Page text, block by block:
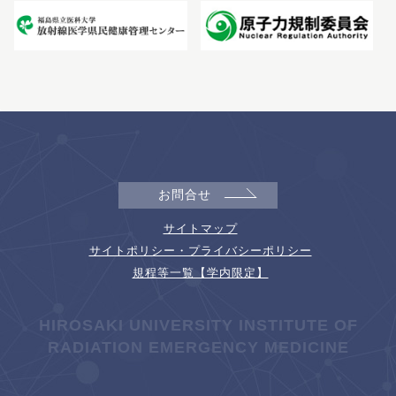
お問合せ
サイトマップ
サイトポリシー・プライバシーポリシー
規程等一覧【学内限定】
HIROSAKI UNIVERSITY INSTITUTE OF
RADIATION EMERGENCY MEDICINE